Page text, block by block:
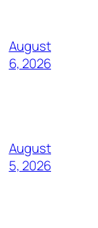
August
6, 2026
August
5, 2026